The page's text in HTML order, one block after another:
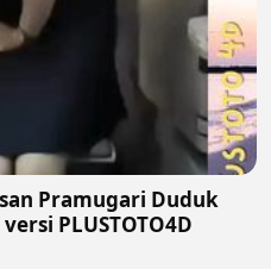
Pramugari Duduk
PLUSTOTO4D